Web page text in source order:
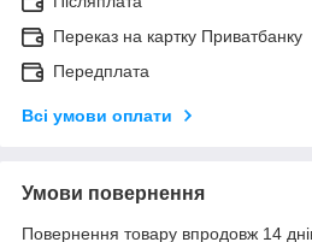
Переказ на картку Приватбанку
Передплата
Всі умови оплати
Умови повернення
Повернення товару впродовж 14